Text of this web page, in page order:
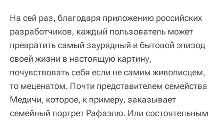
На сей раз, благодаря приложению российских
разработчиков, каждый пользователь может
превратить самый заурядный и бытовой эпизод
своей жизни в настоящую картину,
почувствовать себя если не самим живописцем,
то меценатом. Почти представителем семейства
Медичи, которое, к примеру, заказывает
семейный портрет Рафаэлю. Или состоятельным